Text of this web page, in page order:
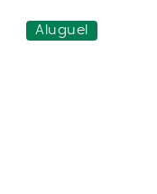
Aluguel